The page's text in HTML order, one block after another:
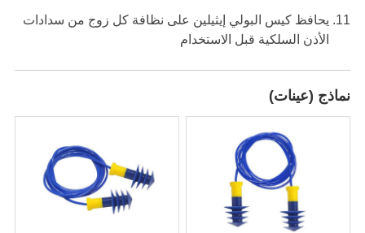
يحافظ كيس البولي إيثيلين على نظافة كل زوج من سدادات
الأذن السلكية قبل الاستخدام
نماذج (عينات)